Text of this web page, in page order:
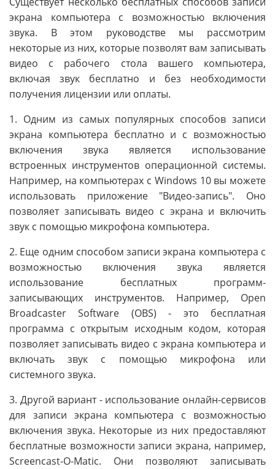
экрана компьютера с возможностью включения
звука. В этом руководстве мы рассмотрим
некоторые из них, которые позволят вам записывать
видео с рабочего стола вашего компьютера,
включая звук бесплатно и без необходимости
получения лицензии или оплаты.
1. Одним из самых популярных способов записи
экрана компьютера бесплатно и с возможностью
включения звука является использование
встроенных инструментов операционной системы.
Например, на компьютерах с Windows 10 вы можете
использовать приложение "Видео-запись". Оно
позволяет записывать видео с экрана и включить
звук с помощью микрофона компьютера.
2. Еще одним способом записи экрана компьютера с
возможностью включения звука является
использование бесплатных программ-
записывающих инструментов. Например, Open
Broadcaster Software (OBS) - это бесплатная
программа с открытым исходным кодом, которая
позволяет записывать видео с экрана компьютера и
включать звук с помощью микрофона или
системного звука.
3. Другой вариант - использование онлайн-сервисов
для записи экрана компьютера с возможностью
включения звука. Некоторые из них предоставляют
бесплатные возможности записи экрана, например,
Screencast-O-Matic. Они позволяют записывать